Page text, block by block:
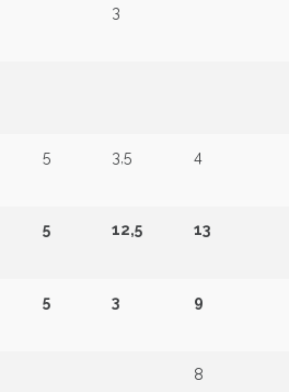
3
5 3,5 4
5 12,5 13
5 3 9
8